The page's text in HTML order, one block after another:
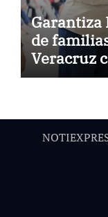
Garantiza
de
Veracruz
escrituras